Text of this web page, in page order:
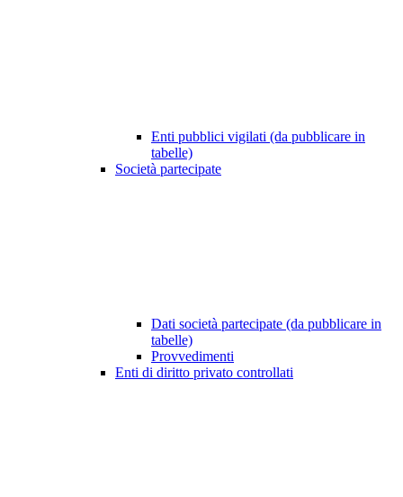
Enti pubblici vigilati (da pubblicare in
tabelle)
Società partecipate
Dati società partecipate (da pubblicare in
tabelle)
Provvedimenti
Enti di diritto privato controllati